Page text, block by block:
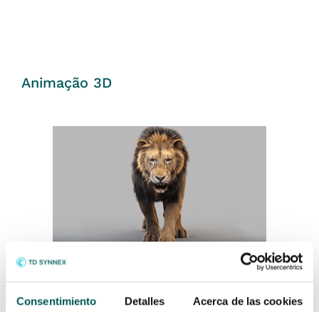
Consentimiento Detalles Acerca de las cookies
Animação 3D
Reprodução rápida
Revise as animações com mais agilidade e produza